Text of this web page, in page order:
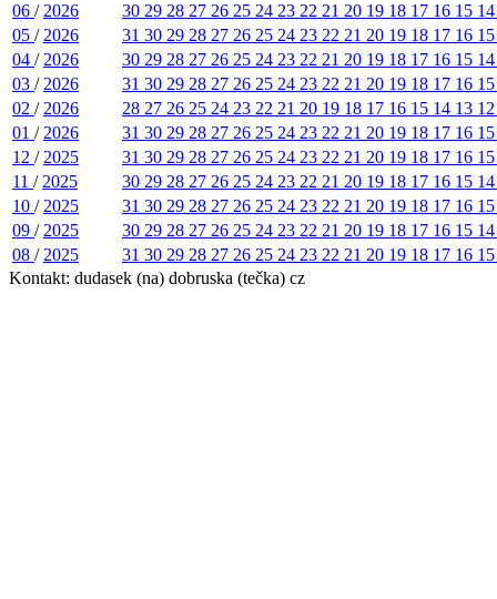
06 / 2026 30 29 28 27 26 25 24 23 22 21 20 19 18 17 16 15
05 / 2026 31 30 29 28 27 26 25 24 23 22 21 20 19 18 17 16
04 / 2026 30 29 28 27 26 25 24 23 22 21 20 19 18 17 16 15
03 / 2026 31 30 29 28 27 26 25 24 23 22 21 20 19 18 17 16
02 / 2026 28 27 26 25 24 23 22 21 20 19 18 17 16 15 14 13
01 / 2026 31 30 29 28 27 26 25 24 23 22 21 20 19 18 17 16
12 / 2025 31 30 29 28 27 26 25 24 23 22 21 20 19 18 17 16
11 / 2025 30 29 28 27 26 25 24 23 22 21 20 19 18 17 16 15
10 / 2025 31 30 29 28 27 26 25 24 23 22 21 20 19 18 17 16
09 / 2025 30 29 28 27 26 25 24 23 22 21 20 19 18 17 16 15
08 / 2025 31 30 29 28 27 26 25 24 23 22 21 20 19 18 17 16
Kontakt: dudasek (na) dobruska (tečka) cz